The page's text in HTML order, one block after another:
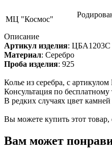
МЦ "Космос"
Описание
Артикул изделия: ЦБА1203С
Материал: Серебро
Проба изделия: 925
Колье из серебра, с
Консультация по бесплатному
В редких случаях цвет
Вы можете купить этот
Вам может